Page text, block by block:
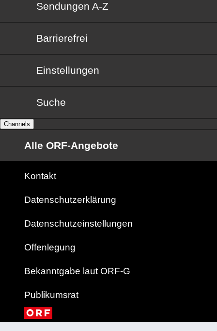
Sendungen von A bis Z
Sendungen A-Z
Barrierefrei
Barrierefrei
Einstellungen
Suche
Channels
Alle ORF-Angebote
Kontakt
Datenschutzerklärung
Datenschutzeinstellungen
Offenlegung
Bekanntgabe laut ORF-G
Publikumsrat